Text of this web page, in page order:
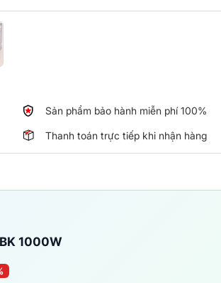
Sản phẩm bảo hành miễn phí 100%
Thanh toán trực tiếp khi nhận hàng
1000W